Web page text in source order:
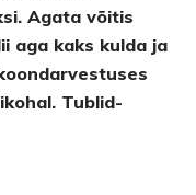
Agata võitis
aga kaks kulda ja
Tublid-